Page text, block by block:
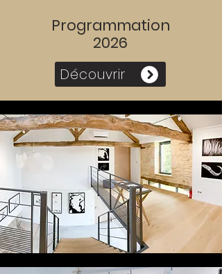
Programmation
2026
Découvrir